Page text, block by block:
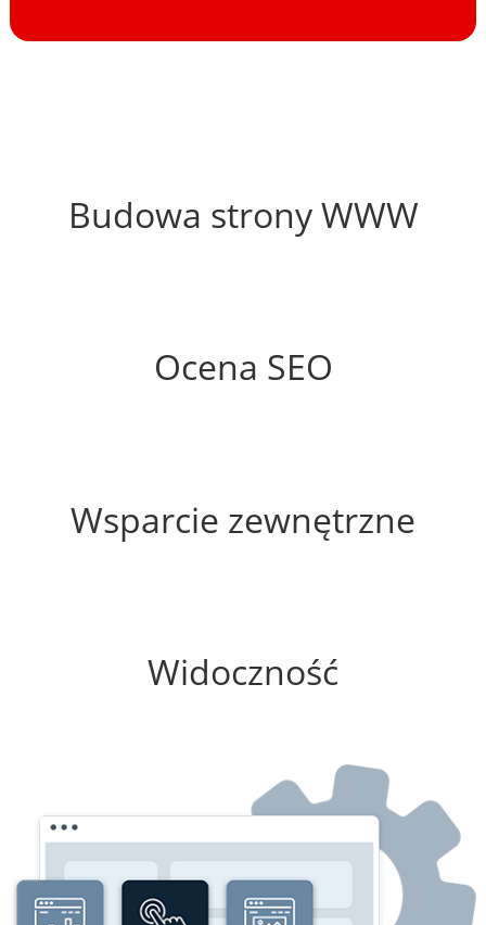
Budowa strony WWW
Ocena SEO
Wsparcie zewnętrzne
Widoczność